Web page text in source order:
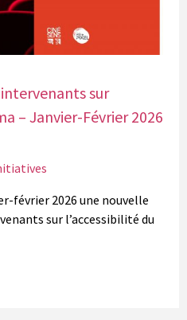
sur
– Janvier-Février 2026
février 2026 une nouvelle
sur l’accessibilité du